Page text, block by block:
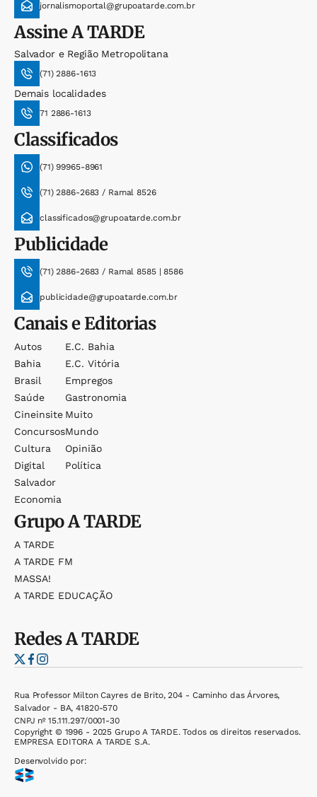
jornalismoportal@grupoatarde.com.br
AssineA TARDE
Salvador e Região Metropolitana
(71) 2886-1613
Demais localidades
71 2886-1613
Classificados
(71) 99965-8961
(71) 2886-2683 / Ramal 8526
classificados@grupoatarde.com.br
Publicidade
(71) 2886-2683 / Ramal 8585 | 8586
publicidade@grupoatarde.com.br
Canais e Editorias
Autos
Bahia
Brasil
Saúde
Cineinsite
Concursos
Cultura
Digital
Salvador
Economia
E.c. Bahia
E.c. Vitória
Empregos
Gastronomia
Muito
Mundo
Opinião
Política
GrupoA TARDE
A TARDE
A TARDE FM
MASSA!
A TARDE EDUCAÇÃO
RedesA TARDE
Rua Professor Milton Cayres de Brito, 204 - Caminho das Árvores,
Salvador - BA, 41820-570
CNPJ nº 15.111.297/0001-30
Copyright © 1996 - 2025 Grupo A TARDE. Todos os direitos reservados.
EMPRESA EDITORA A TARDE S.A.
Desenvolvido por: